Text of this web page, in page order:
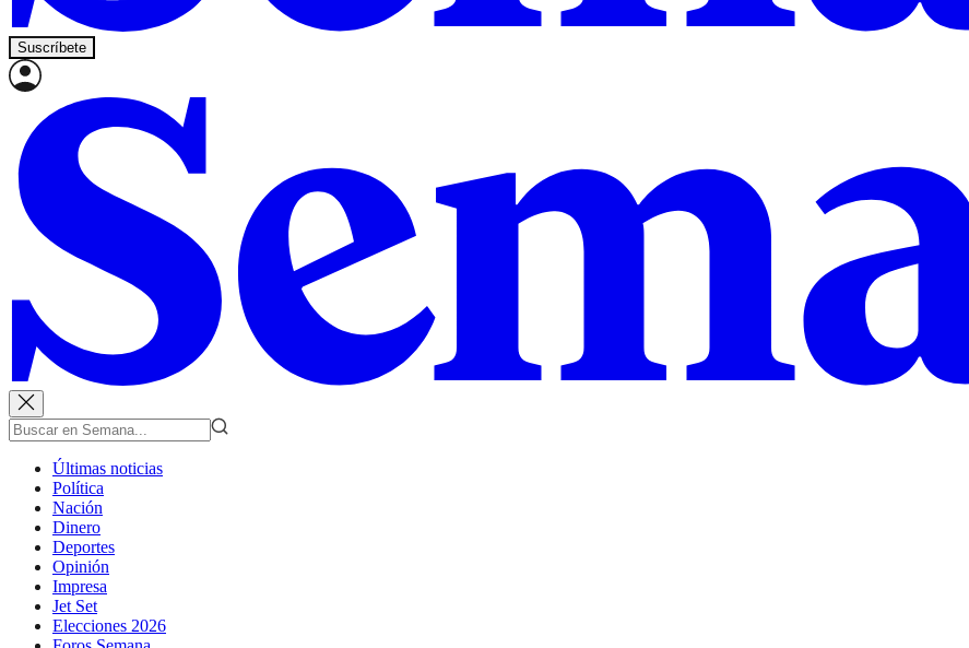
Suscríbete
Últimas noticias
Política
Nación
Dinero
Deportes
Opinión
Impresa
Jet Set
Elecciones 2026